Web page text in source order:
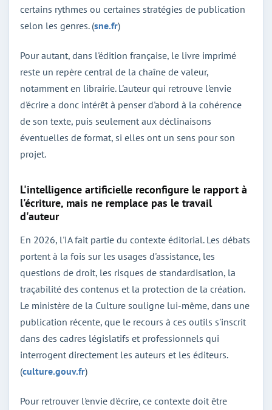
certains rythmes ou certaines stratégies de publication
selon les genres. (sne.fr)
Pour autant, dans l'édition française, le livre imprimé
reste un repère central de la chaîne de valeur,
notamment en librairie. L'auteur qui retrouve l'envie
d'écrire a donc intérêt à penser d'abord à la cohérence
de son texte, puis seulement aux déclinaisons
éventuelles de format, si elles ont un sens pour son
projet.
L'intelligence artificielle reconfigure le rapport à
l'écriture, mais ne remplace pas le travail
d'auteur
En 2026, l'IA fait partie du contexte éditorial. Les débats
portent à la fois sur les usages d'assistance, les
questions de droit, les risques de standardisation, la
traçabilité des contenus et la protection de la création.
Le ministère de la Culture souligne lui-même, dans une
publication récente, que le recours à ces outils s'inscrit
dans des cadres législatifs et professionnels qui
interrogent directement les auteurs et les éditeurs.
(culture.gouv.fr)
Pour retrouver l'envie d'écrire, ce contexte doit être